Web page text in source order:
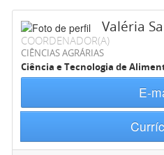
Valéria
COORDENADOR(A)
CIÊNCIAS AGRÁRIAS
Ciência e Tecnologia de
E-